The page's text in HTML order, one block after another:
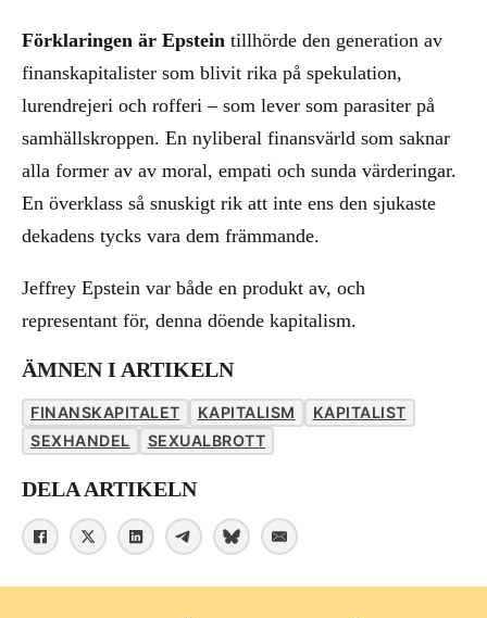
Förklaringen är Epstein tillhörde den generation av
finanskapitalister som blivit rika på spekulation,
lurendrejeri och rofferi – som lever som parasiter på
samhällskroppen. En nyliberal finansvärld som saknar
alla former av av moral, empati och sunda värderingar.
En överklass så snuskigt rik att inte ens den sjukaste
dekadens tycks vara dem främmande.
Jeffrey Epstein var både en produkt av, och
representant för, denna döende kapitalism.
ÄMNEN I ARTIKELN
FINANSKAPITALET KAPITALISM
KAPITALIST
SEXHANDEL
SEXUALBROTT
DELA ARTIKELN